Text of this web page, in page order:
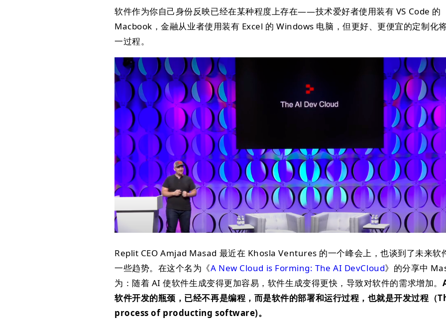
软件作为你自己身份反映已经在某种程度上存在——技术爱好者使用装有 VS Code 的
Macbook，金融从业者使用装有 Excel 的 Windows 电脑，但更好、更便宜的定制化
一过程。
Replit CEO Amjad Masad 最近在 Khosla Ventures 的一个峰会上，也谈到了未来软
一些趋势。在这个名为《A New Cloud is Forming: The AI DevCloud》的分享中
为：随着 AI 使软件生成变得更加容易，软件生成变得更快，导致对软件的需求增加。
软件开发的瓶颈，已经不再是编程，而是软件的部署和运行过程，也就是开发过程（
process of producting software)。